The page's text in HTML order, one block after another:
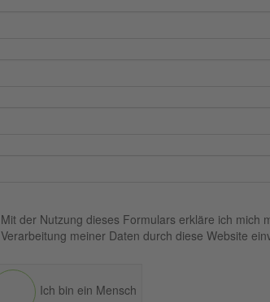
Mit der Nutzung dieses Formulars erkläre ich mich
Verarbeitung meiner Daten durch diese Website
Ich bin ein Mensch